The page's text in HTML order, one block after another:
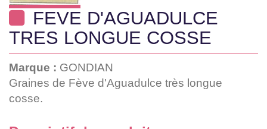
FEVE D'AGUADULCE
TRES LONGUE COSSE
Marque : GONDIAN
Graines de Fève d'Aguadulce très longue
cosse.